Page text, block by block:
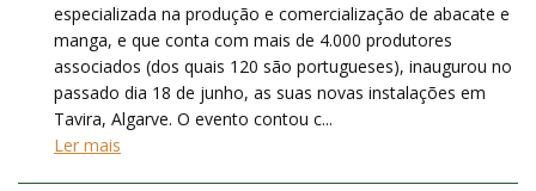
especializada na produção e comercialização de abacate e
manga, e que conta com mais de 4.000 produtores
associados (dos quais 120 são portugueses), inaugurou no
passado dia 18 de junho, as suas novas instalações em
Tavira, Algarve. O evento contou c...
Ler mais